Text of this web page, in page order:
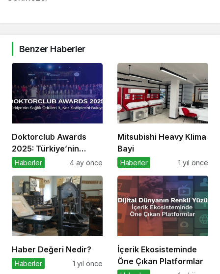
Benzer Haberler
Doktorclub Awards
2025: Türkiye’nin
Sağlık Ödülleri 9. Kez
Haberler 4 ay önce
Mitsubishi Heavy Klima
Bayi
Haberler 1 yıl önce
Haber Değeri Nedir?
Haberler 1 yıl önce
İçerik Ekosisteminde
Öne Çıkan Platformlar